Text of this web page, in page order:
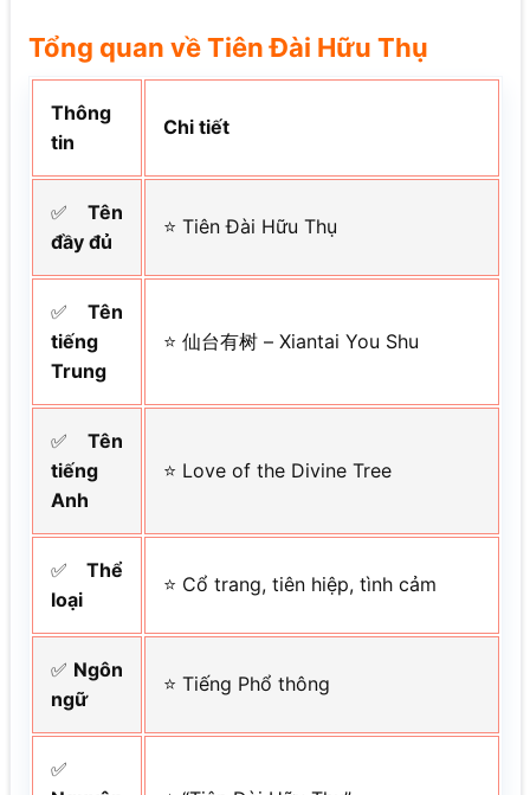
Tổng quan về Tiên Đài Hữu Thụ
Thông
tin
Chi tiết
✅ Tên
đầy đủ
⭐ Tiên Đài Hữu Thụ
✅ Tên
tiếng
Trung
⭐ 仙台有树 – Xiantai You Shu
✅ Tên
tiếng
Anh
⭐ Love of the Divine Tree
✅ Thể
loại
⭐ Cổ trang, tiên hiệp, tình cảm
✅ Ngôn
ngữ
⭐ Tiếng Phổ thông
✅